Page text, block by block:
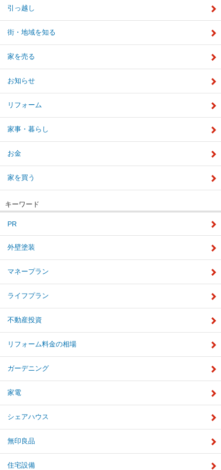
引っ越し
街・地域を知る
家を売る
お知らせ
リフォーム
家事・暮らし
お金
家を買う
キーワード
PR
外壁塗装
マネープラン
ライフプラン
不動産投資
リフォーム料金の相場
ガーデニング
家電
シェアハウス
無印良品
住宅設備